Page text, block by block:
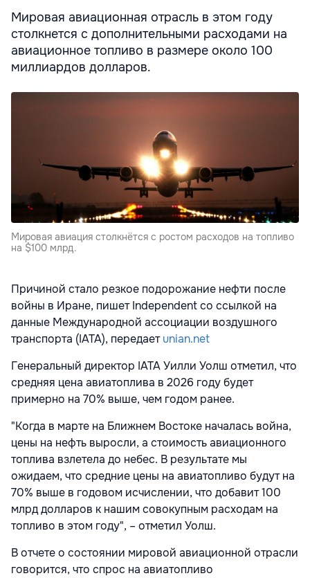
Мировая авиационная отрасль в этом году
столкнется с дополнительными расходами на
авиационное топливо в размере около 100
миллиардов долларов.
Мировая авиация столкнётся с ростом расходов на топливо
на $100 млрд.
Причиной стало резкое подорожание нефти после
войны в Иране, пишет Independentсо ссылкой на
данные Международной ассоциации воздушного
транспорта (IATA), передаетunian.net
Генеральный директор IATA Уилли Уолш отметил, что
средняя цена авиатоплива в 2026 году будет
примерно на 70% выше, чем годом ранее.
"Когда в марте на Ближнем Востоке началась война,
цены на нефть выросли, а стоимость авиационного
топлива взлетела до небес. В результате мы
ожидаем, что средние цены на авиатопливо будут на
70% выше в годовом исчислении, что добавит 100
млрд долларов к нашим совокупным расходам на
топливо в этом году", – отметил Уолш.
В отчете о состоянии мировой авиационной отрасли
говорится, что спрос на авиатопливо